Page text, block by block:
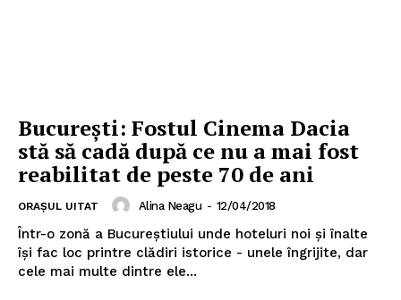
București: Fostul Cinema Dacia
stă să cadă după ce nu a mai fost
reabilitat de peste 70 de ani
ORAȘUL UITAT Alina Neagu - 12/04/2018
Într-o zonă a Bucureștiului unde hoteluri noi și înalte
își fac loc printre clădiri istorice - unele îngrijite, dar
cele mai multe dintre ele...